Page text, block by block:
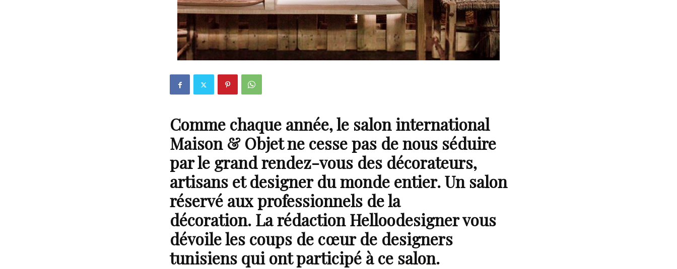
Comme chaque année, le salon international
Maison & Objetne cesse pas de nous séduire
par le grand rendez-vous des décorateurs,
artisans et designer du monde entier. Un salon
réservé aux professionnels de la
décoration. La rédaction Helloodesigner vous
dévoile les coups de cœur de designers
tunisiens qui ont participé à ce salon.